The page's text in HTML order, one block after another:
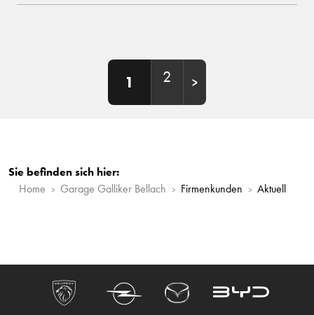
1 2
Sie befinden sich hier:
Home
Garage Galliker Bellach Firmenkunden Aktuell